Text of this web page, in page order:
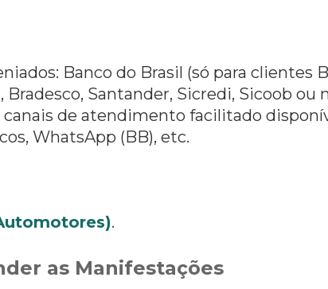
Banco do Brasil (só para clientes
Santander, Sicredi, Sicoob ou
de atendimento facilitado
WhatsApp (BB), etc.
.
as Manifestações